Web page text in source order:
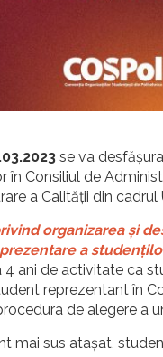
se va
în Consiliul de
a Calității din
organizarea și
a
4 ani de activitate ca
reprezentant în
de alegere a
mai sus atașat,